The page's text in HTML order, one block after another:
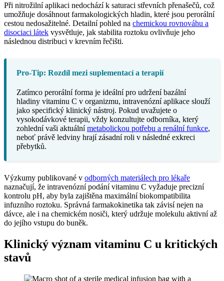
Při nitrožilní aplikaci nedochází k saturaci střevních přenašečů, což
umožňuje dosáhnout farmakologických hladin, které jsou perorální
cestou nedosažitelné. Detailní pohled na chemickou rovnováhu a
disociaci látek vysvětluje, jak stabilita roztoku ovlivňuje jeho
následnou distribuci v krevním řečišti.
Pro-Tip: Rozdíl mezi suplementací a terapií
Zatímco perorální forma je ideální pro udržení bazální
hladiny vitaminu C v organizmu, intravenózní aplikace slouží
jako specifický klinický nástroj. Pokud uvažujete o
vysokodávkové terapii, vždy konzultujte odborníka, který
zohlední vaši aktuálnímetabolickou potřebu a renální funkce,
neboť právě ledviny hrají zásadní roli v následné exkreci
přebytků.
Výzkumy publikované v odborných materiálech pro lékaře
naznačují, že intravenózní podání vitaminu C vyžaduje precizní
kontrolu pH, aby byla zajištěna maximální biokompatibilita
infuzního roztoku. Správná farmakokinetika tak závisí nejen na
dávce, ale i na chemickém nosiči, který udržuje molekulu aktivní až
do jejího vstupu do buněk.
Klinický význam vitaminu C u kritických
stavů